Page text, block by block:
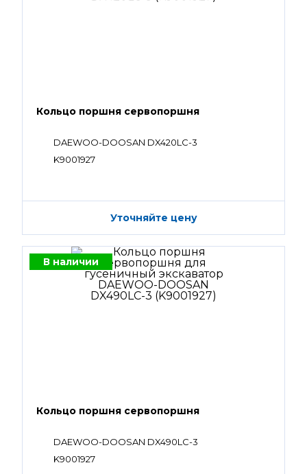
Кольцо поршня сервопоршня
DAEWOO-DOOSAN DX420LC-3
K9001927
Уточняйте цену
В наличии
Кольцо поршня сервопоршня
DAEWOO-DOOSAN DX490LC-3
K9001927